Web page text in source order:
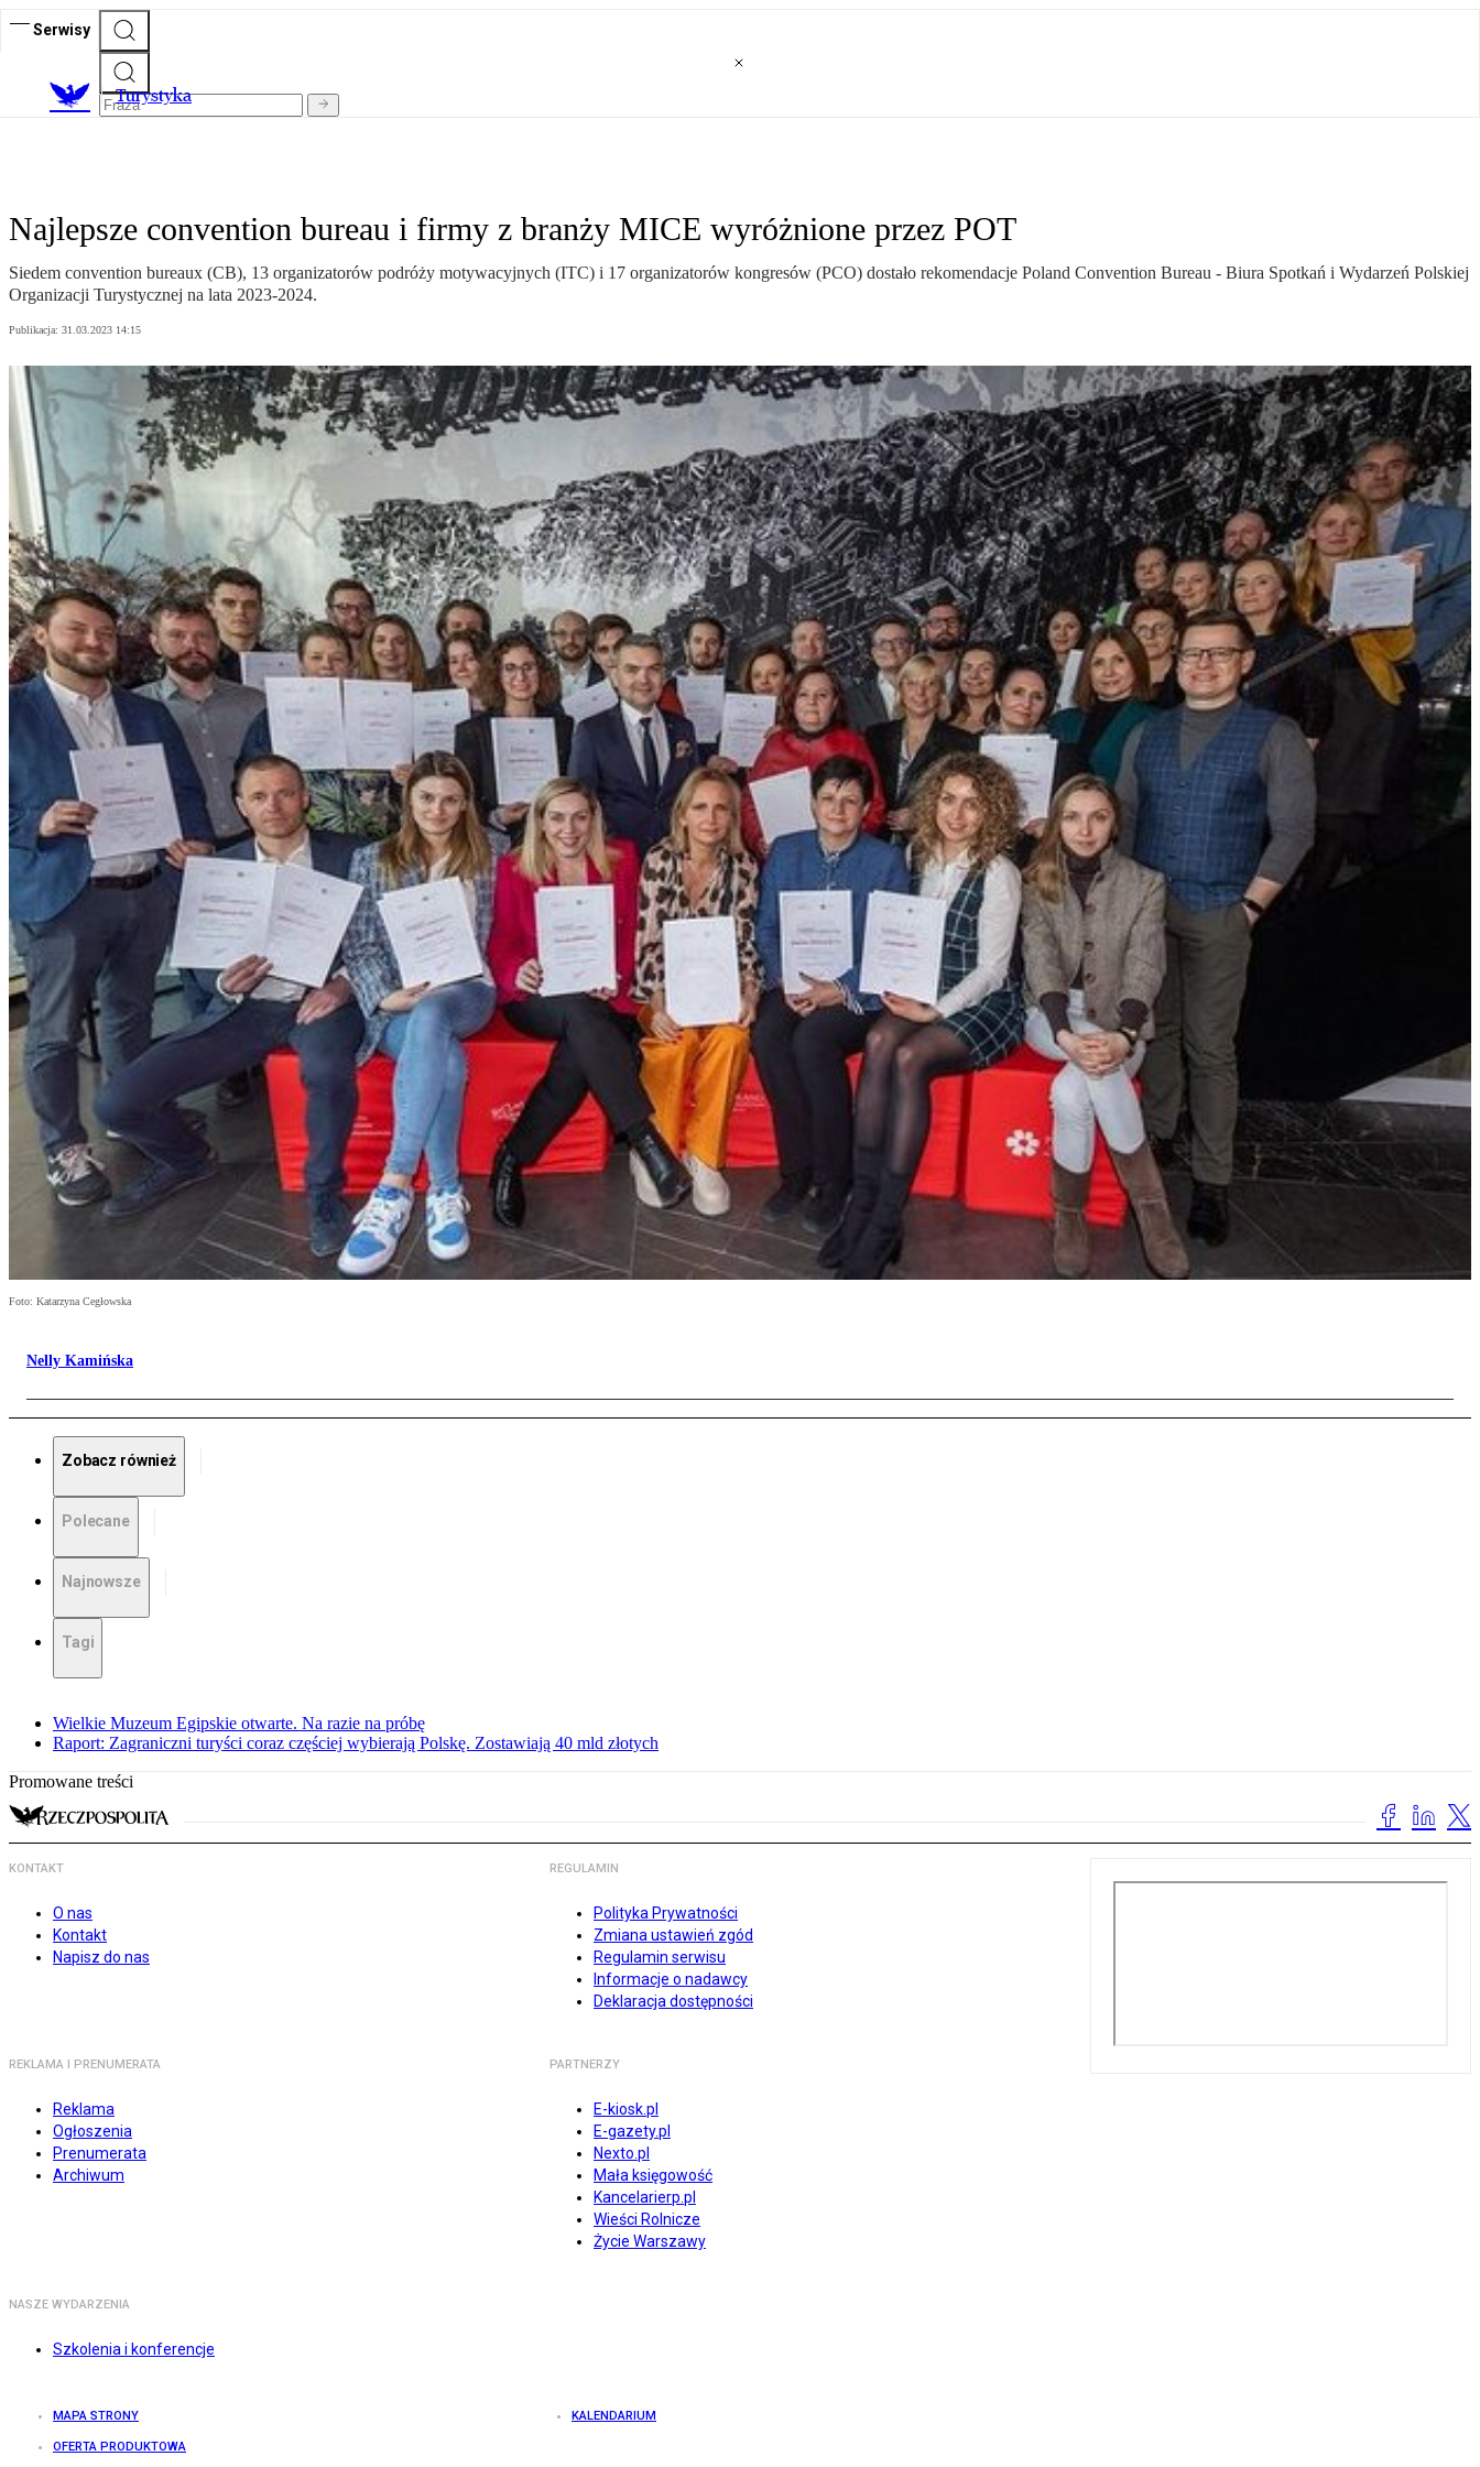
Serwisy
Turystyka
Najlepsze convention bureau i firmy z branży MICE wyróżnione przez POT
Siedem convention bureaux (CB), 13 organizatorów podróży motywacyjnych (ITC) i 17 organizatorów kongresów (PCO) dostało rekomendacje Poland Convention Bureau - Biura Spotkań i Wydarzeń Polskiej
Organizacji Turystycznej na lata 2023-2024.
Publikacja: 31.03.2023 14:15
Foto: Katarzyna Cegłowska
Nelly Kamińska
Zobacz również
Polecane
Najnowsze
Tagi
Wielkie Muzeum Egipskie otwarte. Na razie na próbę
Raport: Zagraniczni turyści coraz częściej wybierają Polskę. Zostawiają 40 mld złotych
Promowane treści
KONTAKT
O nas
Kontakt
Napisz do nas
REGULAMIN
Polityka Prywatności
Zmiana ustawień zgód
Regulamin serwisu
Informacje o nadawcy
Deklaracja dostępności
REKLAMA I PRENUMERATA
Reklama
Ogłoszenia
Prenumerata
Archiwum
PARTNERZY
E-kiosk.pl
E-gazety.pl
Nexto.pl
Mała księgowość
Kancelarierp.pl
Wieści Rolnicze
Życie Warszawy
NASZE WYDARZENIA
Szkolenia i konferencje
MAPA STRONY KALENDARIUM
OFERTA PRODUKTOWA